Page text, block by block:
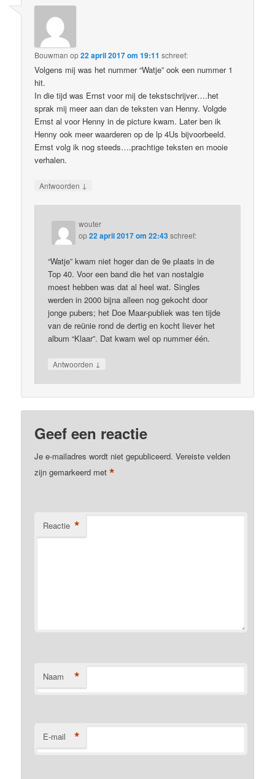
Bouwman op22 april 2017 om 19:11 schreef:
Volgens mij was het nummer “Watje” ook een nummer 1
hit.
In die tijd was Ernst voor mij de tekstschrijver….het
sprak mij meer aan dan de teksten van Henny. Volgde
Ernst al voor Henny in de picture kwam. Later ben ik
Henny ook meer waarderen op de lp 4Us bijvoorbeeld.
Ernst volg ik nog steeds….prachtige teksten en mooie
verhalen.
Antwoorden ↓
wouter
op22 april 2017 om 22:43schreef:
“Watje” kwam niet hoger dan de 9e plaats in de
Top 40. Voor een band die het van nostalgie
moest hebben was dat al heel wat. Singles
werden in 2000 bijna alleen nog gekocht door
jonge pubers; het Doe Maar-publiek was ten tijde
van de reünie rond de dertig en kocht liever het
album “Klaar”. Dat kwam wel op nummer één.
Antwoorden ↓
Geef een reactie
Je e-mailadres wordt niet gepubliceerd. Vereiste velden
zijn gemarkeerd met*
Reactie *
Naam *
E-mail *